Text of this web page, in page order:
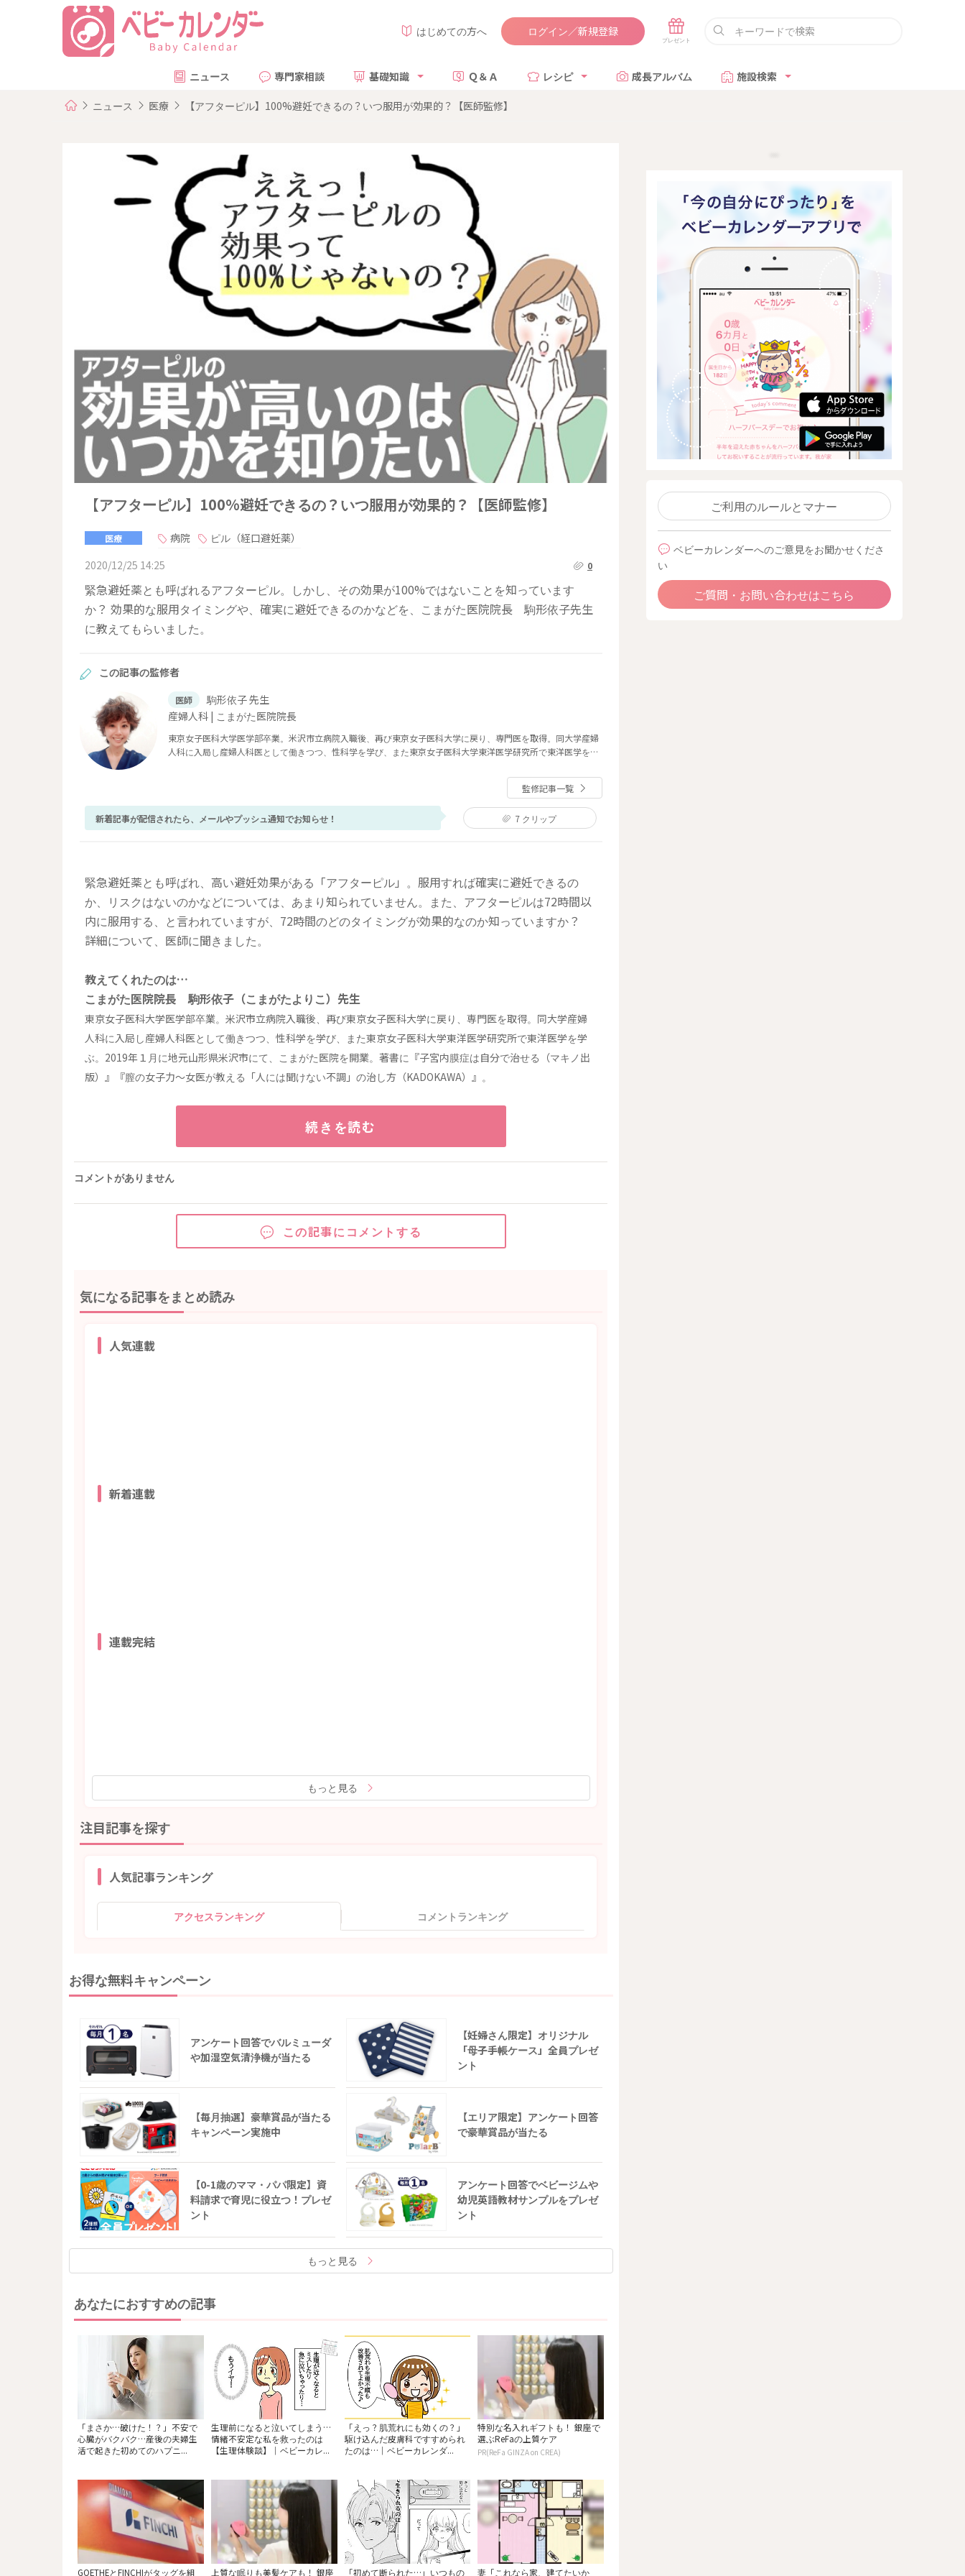
はじめての方へ ログイン／新規登録
ニュース 専門家相談 基礎知識 Ｑ＆Ａ レシピ 成長アルバム 施設検索
ニュース 医療 【アフターピル】100%避妊できるの？いつ服用が効果的？【医師監修】
【アフターピル】100%避妊できるの？いつ服用が効果的？【医師監修】
医療 病院
ピル（経口避妊薬）
2020/12/25 14:25
0
緊急避妊薬とも呼ばれるアフターピル。しかし、その効果が100%ではないことを知っています
か？ 効果的な服用タイミングや、確実に避妊できるのかなどを、こまがた医院院長 駒形依子先生
に教えてもらいました。
この記事の監修者
医師
駒形依子 先生
産婦人科 | こまがた医院院長
東京女子医科大学医学部卒業。米沢市立病院入職後、再び東京女子医科大学に戻り、専門医を取得。同大学産婦
人科に入局し産婦人科医として働きつつ、性科学を学び、また東京女子医科大学東洋医学研究所で東洋医学を学
版）』『膣の女子力～女医が教える「人には聞けない不調」の治し方（KADOKAWA）』。
監修記事一覧
新着記事が配信されたら、メールやプッシュ通知でお知らせ！ 7 クリップ
緊急避妊薬とも呼ばれ、高い避妊効果がある「アフターピル」。服用すれば確実に避妊できるの
か、リスクはないのかなどについては、あまり知られていません。また、アフターピルは72時間以
内に服用する、と言われていますが、72時間のどのタイミングが効果的なのか知っていますか？
詳細について、医師に聞きました。
教えてくれたのは…
こまがた医院院長 駒形依子（こまがたよりこ）先生
東京女子医科大学医学部卒業。米沢市立病院入職後、再び東京女子医科大学に戻り、専門医を取得。同大学産婦
人科に入局し産婦人科医として働きつつ、性科学を学び、また東京女子医科大学東洋医学研究所で東洋医学を学
ぶ。2019年１月に地元山形県米沢市にて、こまがた医院を開業。著書に『子宮内膜症は自分で治せる（マキノ出
版）』『膣の女子力～女医が教える「人には聞けない不調」の治し方（KADOKAWA）』。
続きを読む
コメントがありません
この記事にコメントする
気になる記事をまとめ読み
人気連載
新着連載
連載完結
もっと見る
注目記事を探す
人気記事ランキング
アクセスランキング コメントランキング
お得な無料キャンペーン
アンケート回答でバルミューダ
や加湿空気清浄機が当たる
【妊婦さん限定】オリジナル
「母子手帳ケース」全員プレゼ
ント
【毎月抽選】豪華賞品が当たる
キャンペーン実施中
【エリア限定】アンケート回答
で豪華賞品が当たる
【0-1歳のママ・パパ限定】資
料請求で育児に役立つ！プレゼ
ント
アンケート回答でベビージムや
幼児英語教材サンプルをプレゼ
ント
もっと見る
あなたにおすすめの記事
「まさか…破けた！？」不安で
心臓がバクバク…産後の夫婦生
活で起きた初めてのハプニ...
生理前になると泣いてしまう…
情緒不安定な私を救ったのは
【生理体験談】｜ベビーカレ...
「えっ？肌荒れにも効くの？」
駆け込んだ皮膚科ですすめられ
たのは…｜ベビーカレンダ...
特別な名入れギフトも！ 銀座で
選ぶReFaの上質ケア
PR(ReFa GINZA on CREA)
GOETHEとFINCHIがタッグを組 上質な眠りも美髪ケアも！ 銀座 「初めて断られた…」いつもの 妻「これなら家、建てたいか
ご利用のルールとマナー
ベビーカレンダーへのご意見をお聞かせくださ
い
ご質問・お問い合わせはこちら